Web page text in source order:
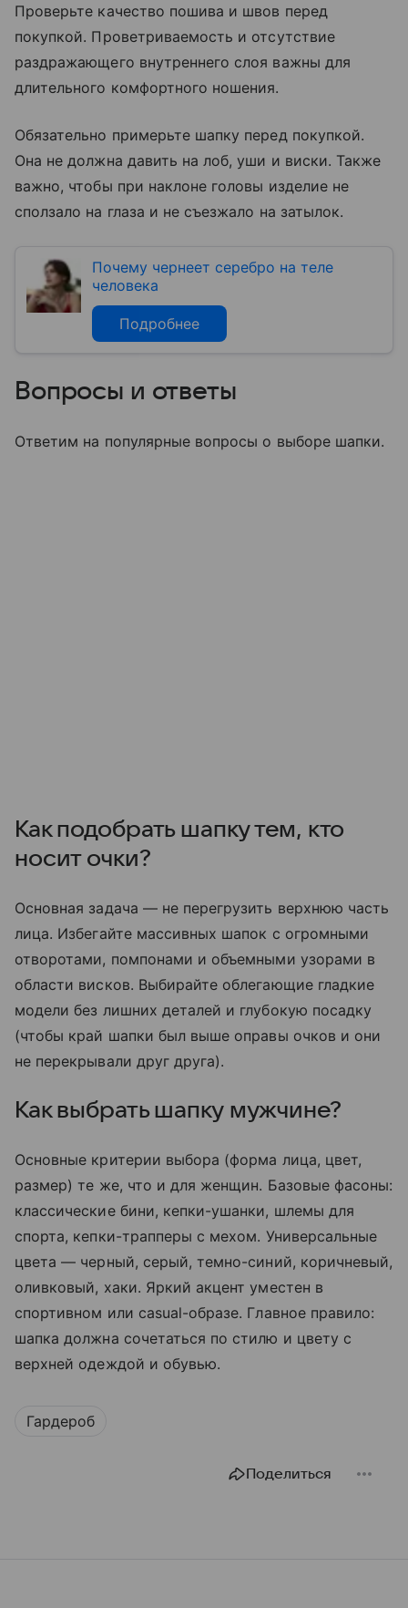
Проверьте качество пошива и швов перед
покупкой. Проветриваемость и отсутствие
раздражающего внутреннего слоя важны для
длительного комфортного ношения.
Обязательно примерьте шапку перед покупкой.
Она не должна давить на лоб, уши и виски. Также
важно, чтобы при наклоне головы изделие не
сползало на глаза и не съезжало на затылок.
Почему чернеет серебро на теле
человека
Подробнее
Вопросы и ответы
Ответим на популярные вопросы о выборе шапки.
Как подобрать шапку тем, кто
носит очки?
Основная задача — не перегрузить верхнюю часть
лица. Избегайте массивных шапок с огромными
отворотами, помпонами и объемными узорами в
области висков. Выбирайте облегающие гладкие
модели без лишних деталей и глубокую посадку
(чтобы край шапки был выше оправы очков и они
не перекрывали друг друга).
Как выбрать шапку мужчине?
Основные критерии выбора (форма лица, цвет,
размер) те же, что и для женщин. Базовые фасоны:
классические бини, кепки-ушанки, шлемы для
спорта, кепки-трапперы с мехом. Универсальные
цвета — черный, серый, темно-синий, коричневый,
оливковый, хаки. Яркий акцент уместен в
спортивном или casual-образе. Главное правило:
шапка должна сочетаться по стилю и цвету с
верхней одеждой и обувью.
Гардероб
Поделиться